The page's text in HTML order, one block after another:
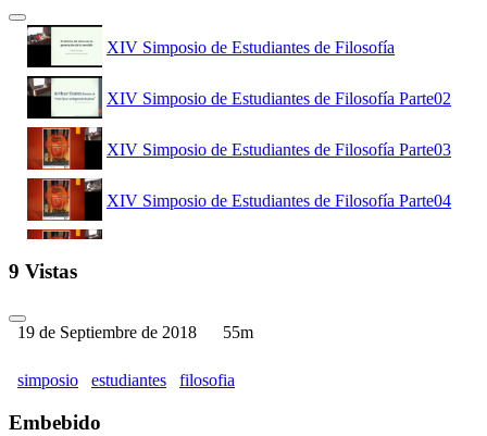
XIV Simposio de Estudiantes de Filosofía
XIV Simposio de Estudiantes de Filosofía Parte02
XIV Simposio de Estudiantes de Filosofía Parte03
XIV Simposio de Estudiantes de Filosofía Parte04
9 Vistas
19 de Septiembre de 2018 55m
simposio estudiantes filosofia
Embebido